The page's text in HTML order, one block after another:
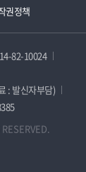
권정책
82-10024
: 발신자부담)